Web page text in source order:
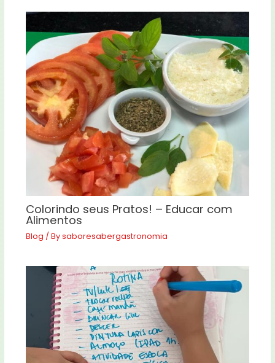
Colorindo seus Pratos! – Educar com
Alimentos
Blog / Bysaboresabergastronomia